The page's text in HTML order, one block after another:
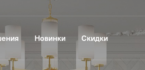
Новинки Скидки